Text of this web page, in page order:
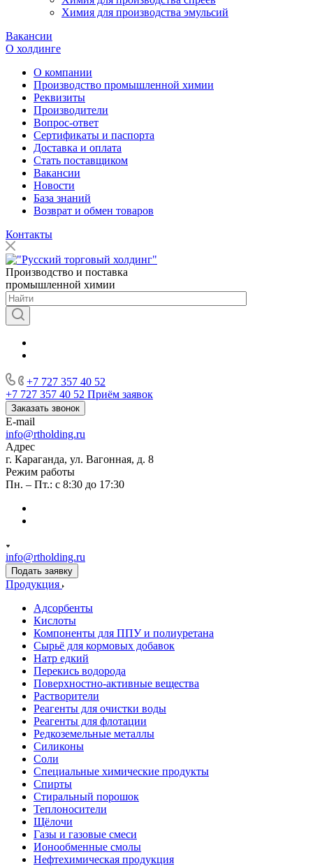
Химия для производства эмульсий
Вакансии
О холдинге
О компании
Производство промышленной химии
Реквизиты
Производители
Вопрос-ответ
Сертификаты и паспорта
Доставка и оплата
Стать поставщиком
Вакансии
Новости
База знаний
Возврат и обмен товаров
Контакты
Производство и поставка
промышленной химии
+7 727 357 40 52
+7 727 357 40 52 Приём заявок
Заказать звонок
E-mail
info@rtholding.ru
Адрес
г. Караганда, ул. Вагонная, д. 8
Режим работы
Пн. – Пт.: с 8:30 до 17:30
info@rtholding.ru
Подать заявку
Продукция
Адсорбенты
Кислоты
Компоненты для ППУ и полиуретана
Сырьё для кормовых добавок
Натр едкий
Перекись водорода
Поверхностно-активные вещества
Растворители
Реагенты для очистки воды
Реагенты для флотации
Редкоземельные металлы
Силиконы
Соли
Специальные химические продукты
Спирты
Стиральный порошок
Теплоносители
Щёлочи
Газы и газовые смеси
Ионообменные смолы
Нефтехимическая продукция